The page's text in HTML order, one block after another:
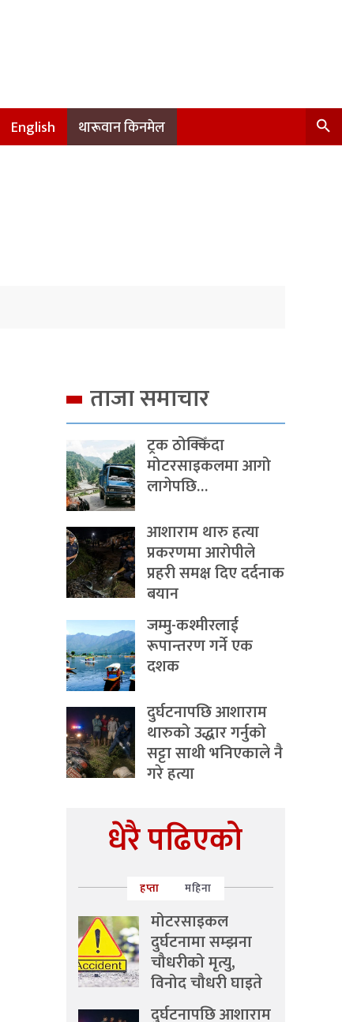
English थारूवान किनमेल
ताजा समाचार
ट्रक ठोक्किँदा
मोटरसाइकलमा आगो
लागेपछि…
आशाराम थारु हत्या
प्रकरणमा आरोपीले
प्रहरी समक्ष दिए दर्दनाक
बयान
जम्मु-कश्मीरलाई
रूपान्तरण गर्ने एक
दशक
दुर्घटनापछि आशाराम
थारुको उद्धार गर्नुको
सट्टा साथी भनिएकाले नै
गरे हत्या
धेरै पढिएको
हप्ता महिना
मोटरसाइकल
दुर्घटनामा सम्झना
चौधरीको मृत्यु,
विनोद चौधरी घाइते
दुर्घटनापछि आशाराम